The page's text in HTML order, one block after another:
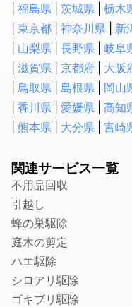
税理士
会社設立・起業開業
顧問税理士
法人税の節税に強い
相続税申告に強い税
融資・資金調達に強
確定申告の税理士
社会保険労務士
就業規則・社内規定
入退社・保険手続き
顧問社労士
年度更新・算定基礎
弁理士
福島県
茨城県 栃木
東京都
神奈川県 新
山梨県
長野県 岐阜
滋賀県
京都府 大阪
鳥取県
島根県 岡山
香川県
愛媛県 高知
熊本県
大分県 宮崎
関連サービス一覧
不用品回収
引越し
蜂の巣駆除
庭木の剪定
ハエ駆除
シロアリ駆除
ゴキブリ駆除